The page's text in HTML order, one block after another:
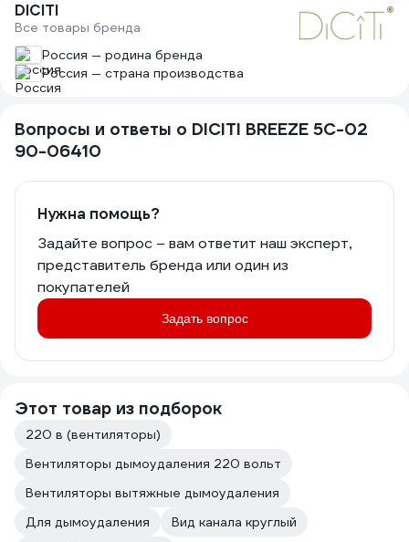
DICITI
Все товары бренда
Россия — родина бренда
Россия — страна производства
Вопросы и ответы о DICITI BREEZE 5C-02
90-06410
Нужна помощь?
Задайте вопрос – вам ответит наш эксперт,
представитель бренда или один из
покупателей
Задать вопрос
Этот товар из подборок
220 в (вентиляторы)
Вентиляторы дымоудаления 220 вольт
Вентиляторы вытяжные дымоудаления
Для дымоудаления
Вид канала круглый